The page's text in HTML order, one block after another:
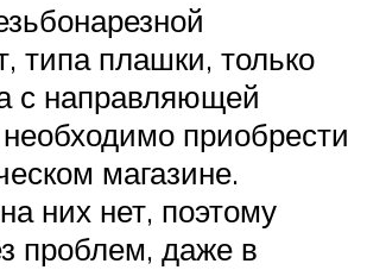
типа плашки, только
с направляющей
приобрести
магазине.
них нет, поэтому
проблем, даже в